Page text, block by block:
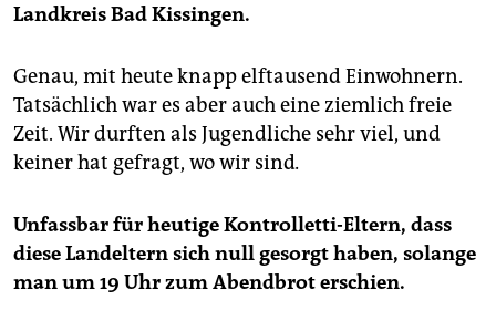
Landkreis Bad Kissingen.
Genau, mit heute knapp elftausend Einwohnern.
Tatsächlich war es aber auch eine ziemlich freie
Zeit. Wir durften als Jugendliche sehr viel, und
keiner hat gefragt, wo wir sind.
Unfassbar für heutige Kontrolletti-Eltern, dass
diese Landeltern sich null gesorgt haben, solange
man um 19 Uhr zum Abendbrot erschien.